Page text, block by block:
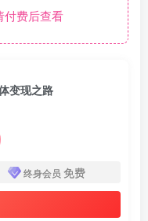
费后查看
变现之路
终身会员 免费